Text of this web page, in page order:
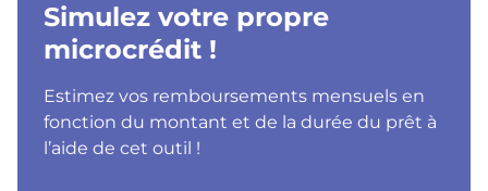
Simulez votre propre
microcrédit !
Estimez vos remboursements mensuels en
fonction du montant et de la durée du prêt à
l’aide de cet outil !